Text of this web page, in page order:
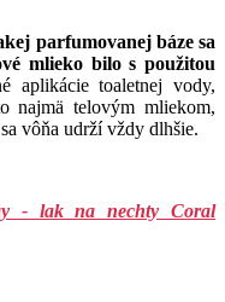
parfumovanej báze sa
mlieko bilo s použitou
aplikácie toaletnej vody,
najmä telovým mliekom,
vôňa udrží vždy dlhšie.
- lak na nechty Coral